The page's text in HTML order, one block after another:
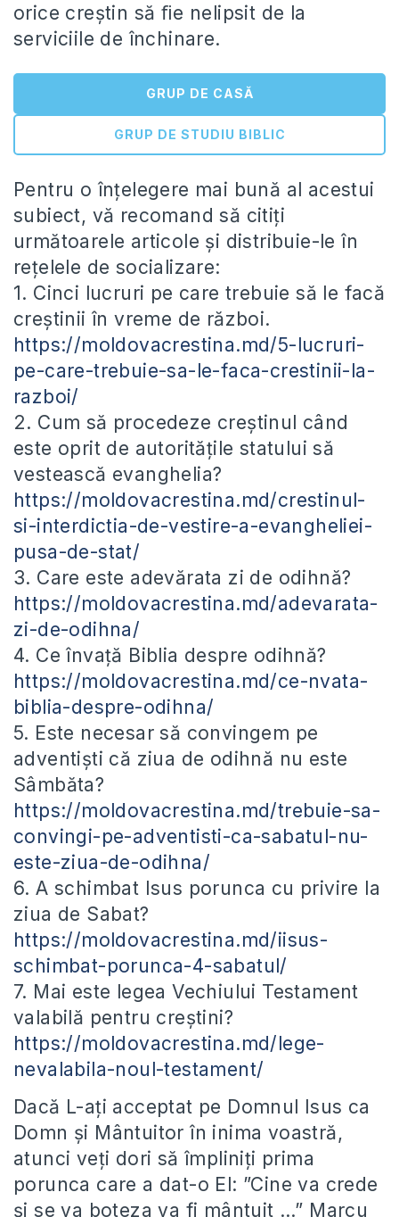
orice creștin să ﬁe nelipsit de la
serviciile de închinare.
GRUP DE CASĂ
GRUP DE STUDIU BIBLIC
Pentru o înțelegere mai bună al acestui
subiect, vă recomand să citiți
următoarele articole și distribuie-le în
rețelele de socializare:
1. Cinci lucruri pe care trebuie să le facă
creștinii în vreme de război.
https://moldovacrestina.md/5-lucruri-
pe-care-trebuie-sa-le-faca-crestinii-la-
razboi/
2. Cum să procedeze creștinul când
este oprit de autoritățile statului să
vestească evanghelia?
https://moldovacrestina.md/crestinul-
si-interdictia-de-vestire-a-evangheliei-
pusa-de-stat/
3. Care este adevărata zi de odihnă?
https://moldovacrestina.md/adevarata-
zi-de-odihna/
4. Ce învață Biblia despre odihnă?
https://moldovacrestina.md/ce-nvata-
biblia-despre-odihna/
5. Este necesar să convingem pe
adventiști că ziua de odihnă nu este
Sâmbăta?
https://moldovacrestina.md/trebuie-sa-
convingi-pe-adventisti-ca-sabatul-nu-
este-ziua-de-odihna/
6. A schimbat Isus porunca cu privire la
ziua de Sabat?
https://moldovacrestina.md/iisus-
schimbat-porunca-4-sabatul/
7. Mai este legea Vechiului Testament
valabilă pentru creștini?
https://moldovacrestina.md/lege-
nevalabila-noul-testament/
Dacă L-ați acceptat pe Domnul Isus ca
Domn și Mântuitor în inima voastră,
atunci veți dori să împliniți prima
porunca care a dat-o El: ”Cine va crede
şi se va boteza va fi mântuit …” Marcu